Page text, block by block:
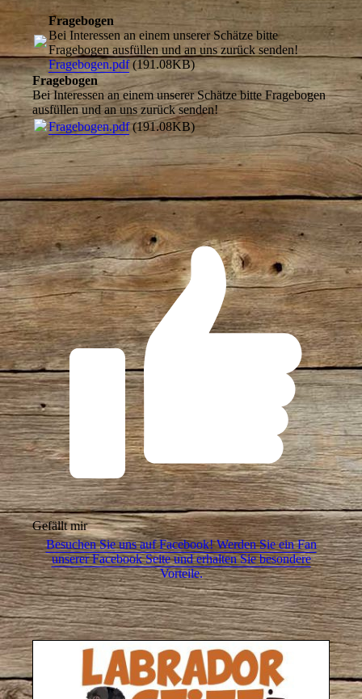
Fragebogen
Bei Interessen an einem unserer Schätze bitte
Fragebogen ausfüllen und an uns zurück senden!
Fragebogen.pdf(191.08KB)
Fragebogen
Bei Interessen an einem unserer Schätze bitte Fragebogen
ausfüllen und an uns zurück senden!
Fragebogen.pdf(191.08KB)
Gefällt mir
Besuchen Sie uns auf Facebook! Werden Sie ein Fan
unserer Facebook Seite und erhalten Sie besondere
Vorteile.